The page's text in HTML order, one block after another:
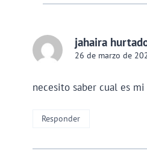
jahaira
26 de marzo de
necesito saber cual es mi
Responder